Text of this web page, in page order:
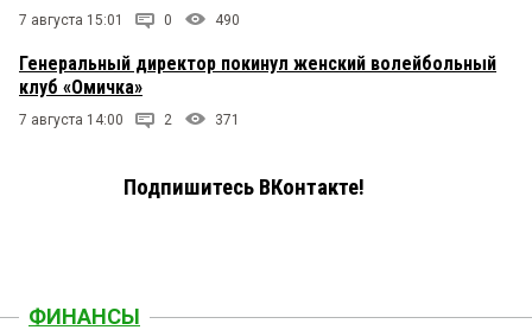
7 августа 15:01 0 490
Генеральный директор покинул женский волейбольный
клуб «Омичка»
7 августа 14:00 2 371
Подпишитесь ВКонтакте!
ФИНАНСЫ